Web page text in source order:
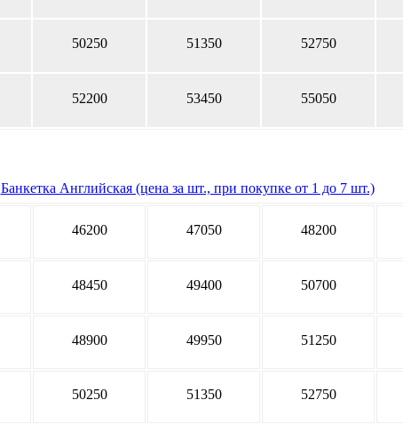
50250 51350 52750
52200 53450 55050
Банкетка Английская (цена за шт., при покупке от 1 до 7 шт.)
46200 47050 48200
48450 49400 50700
48900 49950 51250
50250 51350 52750